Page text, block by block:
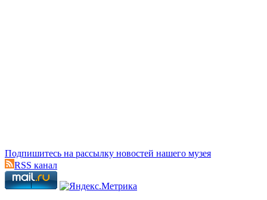
Подпишитесь на рассылку новостей нашего музея
RSS канал